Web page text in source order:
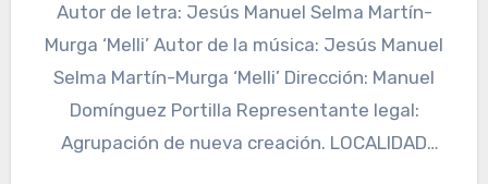
Autor de letra: Jesús Manuel Selma Martín-
Murga ‘Melli’ Autor de la música: Jesús Manuel
Selma Martín-Murga ‘Melli’ Dirección: Manuel
Domínguez Portilla Representante legal:
Agrupación de nueva creación. LOCALIDAD